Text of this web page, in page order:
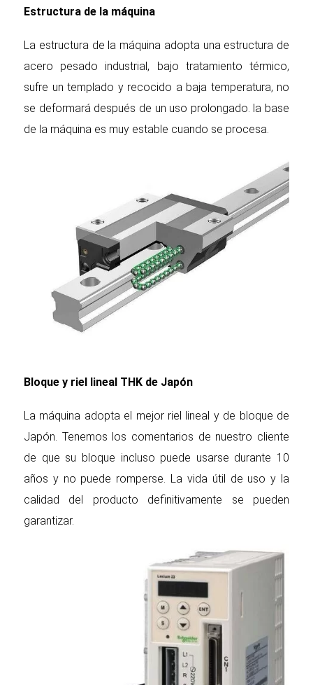
Estructura de la máquina
La estructura de la máquina adopta una estructura de
acero pesado industrial, bajo tratamiento térmico,
sufre un templado y recocido a baja temperatura, no
se deformará después de un uso prolongado. la base
de la máquina es muy estable cuando se procesa.
Bloque y riel lineal THK de Japón
La máquina adopta el mejor riel lineal y de bloque de
Japón. Tenemos los comentarios de nuestro cliente
de que su bloque incluso puede usarse durante 10
años y no puede romperse. La vida útil de uso y la
calidad del producto definitivamente se pueden
garantizar.